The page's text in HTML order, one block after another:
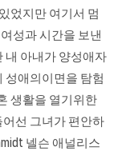
었지만 여기서 멈
성과 시간을 보낸
내 아내가 양성애자
성애의이면을 탐험
생활을 열기위한
선 그녀가 편안하
넬슨 애널리스